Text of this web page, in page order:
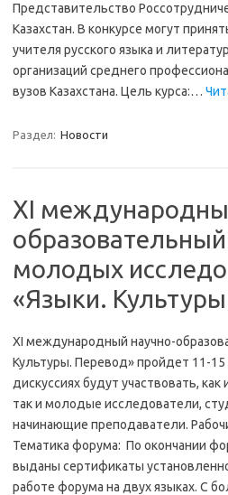
Представительство
Казахстан. В конкурсе могут
учителя русского языка и
организаций среднего
вузов Казахстана. Цель курса:…
Раздел: Новости
XI
молодых
«Языки.
XI международный научно-
Культуры. Перевод» пройдет 11-15
дискуссиях будут участвовать,
так и молодые исследователи,
начинающие преподаватели.
Тематика форума: По окончании
выданы сертификаты
работе форума на двух языках. C